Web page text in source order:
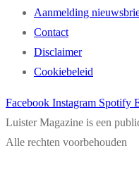
Aanmelding
Contact
Disclaimer
Cookiebeleid
Facebook Instagram Spotify
Luister Magazine is een
Alle rechten voorbehouden